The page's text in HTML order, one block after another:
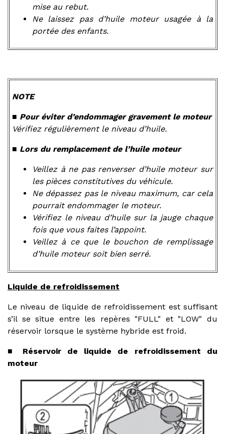
mise au rebut.
Ne laissez pas d’huile moteur usagée à la
portée des enfants.
NOTE
■ Pour éviter d’endommager gravement le moteur
Vérifiez régulièrement le niveau d’huile.
■ Lors du remplacement de l’huile moteur
Veillez à ne pas renverser d’huile moteur sur
les pièces constitutives du véhicule.
Ne dépassez pas le niveau maximum, car cela
pourrait endommager le moteur.
Vérifiez le niveau d’huile sur la jauge chaque
fois que vous faites l’appoint.
Veillez à ce que le bouchon de remplissage
d’huile moteur soit bien serré.
Liquide de refroidissement
Le niveau de liquide de refroidissement est suffisant
s’il se situe entre les repères "FULL" et "LOW" du
réservoir lorsque le système hybride est froid.
■ Réservoir de liquide de refroidissement du
moteur